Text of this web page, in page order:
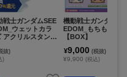
還元
戦士ガンダムSEE
ウェットカラ
アクリルスタンド
抜)
)
機動戦士ガンダム
EDOM_もちもちマ
【BOX】
¥9,000 (税抜)
¥9,900 (税込)